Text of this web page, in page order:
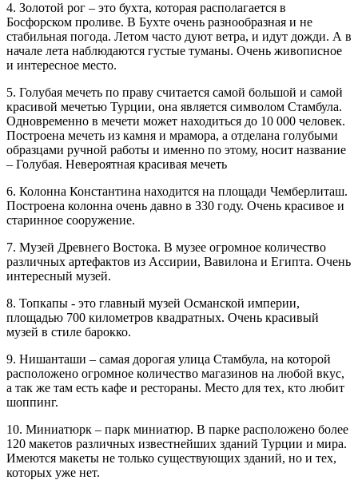
4. Золотой рог – это бухта, которая располагается в
Босфорском проливе. В Бухте очень разнообразная и не
стабильная погода. Летом часто дуют ветра, и идут дожди. А в
начале лета наблюдаются густые туманы. Очень живописное
и интересное место.
5. Голубая мечеть по праву считается самой большой и самой
красивой мечетью Турции, она является символом Стамбула.
Одновременно в мечети может находиться до 10 000 человек.
Построена мечеть из камня и мрамора, а отделана голубыми
образцами ручной работы и именно по этому, носит название
– Голубая. Невероятная красивая мечеть
6. Колонна Константина находится на площади Чемберлиташ.
Построена колонна очень давно в 330 году. Очень красивое и
старинное сооружение.
7. Музей Древнего Востока. В музее огромное количество
различных артефактов из Ассирии, Вавилона и Египта. Очень
интересный музей.
8. Топкапы - это главный музей Османской империи,
площадью 700 километров квадратных. Очень красивый
музей в стиле барокко.
9. Нишанташи – самая дорогая улица Стамбула, на которой
расположено огромное количество магазинов на любой вкус,
а так же там есть кафе и рестораны. Место для тех, кто любит
шоппинг.
10. Миниатюрк – парк миниатюр. В парке расположено более
120 макетов различных известнейших зданий Турции и мира.
Имеются макеты не только существующих зданий, но и тех,
которых уже нет.